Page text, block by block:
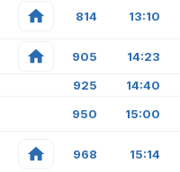
814 13:10
905 14:23
925 14:40
950 15:00
968 15:14